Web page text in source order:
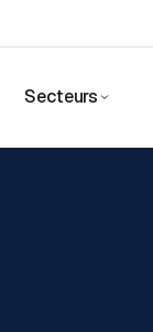
Secteurs